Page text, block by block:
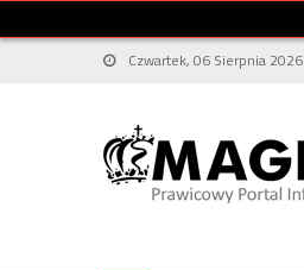
Czwartek, 06 Sierpnia 2026